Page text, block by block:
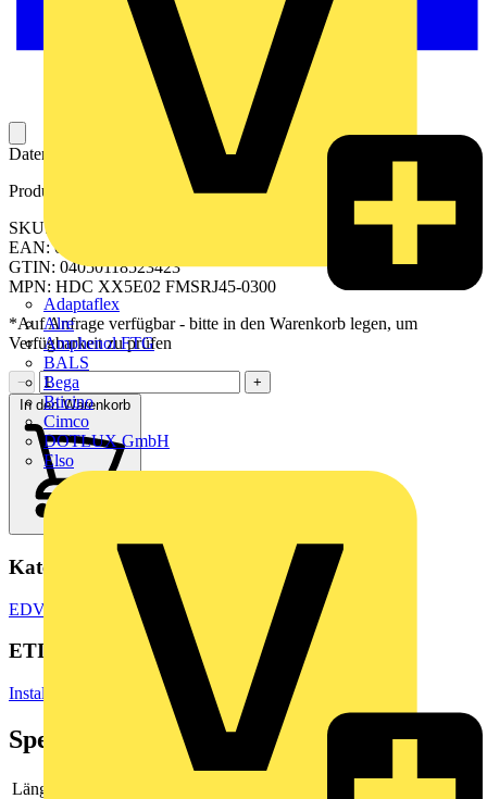
Adaptaflex
Alre
Amphenol FTG
BALS
Bega
Bticino
Cimco
DOTLUX GmbH
Elso
Datenleitung zur Datenübertragung in einem Datenmodul.
Produktkennzeichen
SKU: 2503720300
EAN: 04050118523423
GTIN: 04050118523423
MPN: HDC XX5E02 FMSRJ45-0300
*Auf Anfrage verfügbar - bitte in den Warenkorb legen, um
Verfügbarkeit zu prüfen
−
+
In den Warenkorb
Kategorien
EDV & Peripheriegeräte Netzwerkgeräte
ETIM Group
Installationsmaterial Kommunikationsnetze DNT/FNT
Spezifikationen
Länge